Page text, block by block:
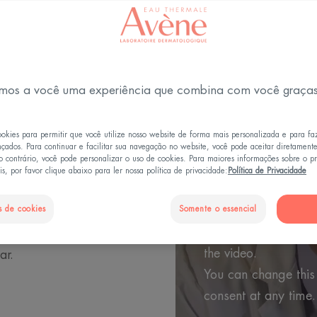
devido a certas
diariamente com
a pele enquanto
Playing YouTube
order to offer you
browsing For more
YouTube's « cookie
You have rejected
You can change
Settings » and
the video.
You can change
consent at any time.
a você uma experiência que combina com você
para permitir que você utilize nosso website de forma mais personalizada e para
Para continuar e facilitar sua navegação no website, você pode aceitar
contrário, você pode personalizar o uso de cookies. Para maiores informações sobre o
por favor clique abaixo para ler nossa política de privacidade: Política de Privacidade
de cookies Somente o essencial